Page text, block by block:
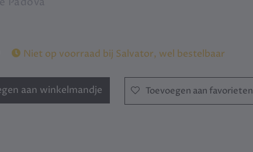
Niet op voorraad bij Salvator, wel bestelbaar
aan winkelmandje Toevoegen aan favorieten